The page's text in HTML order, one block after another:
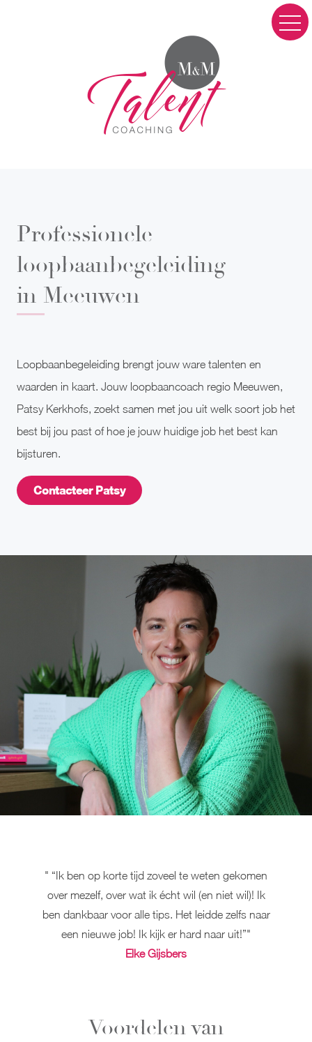
Professionele
loopbaanbegeleiding
in Meeuwen
Loopbaanbegeleiding brengt jouw ware talenten en
waarden in kaart. Jouw loopbaancoach regio Meeuwen,
Patsy Kerkhofs, zoekt samen met jou uit welk soort job het
best bij jou past of hoe je jouw huidige job het best kan
bijsturen.
Contacteer Patsy
" “Ik ben op korte tijd zoveel te weten gekomen
over mezelf, over wat ik écht wil (en niet wil)! Ik
ben dankbaar voor alle tips. Het leidde zelfs naar
een nieuwe job! Ik kijk er hard naar uit!”"
Elke Gijsbers
Voordelen van